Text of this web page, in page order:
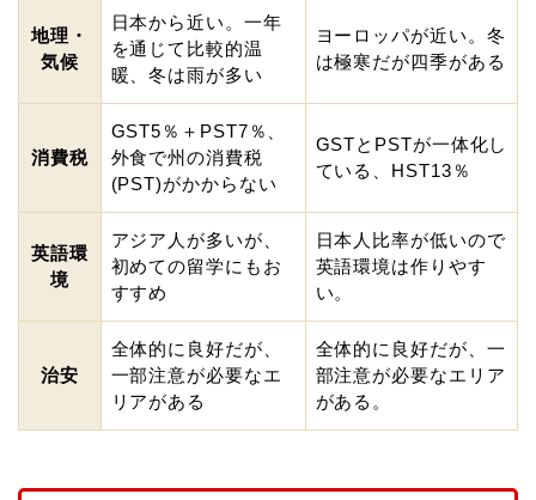
地理・
気候
日本から近い。一年
を通じて比較的温
暖、冬は雨が多い
ヨーロッパが近い。冬
は極寒だが四季がある
消費税
GST5％＋PST7％、
外食で州の消費税
(PST)がかからない
GSTとPSTが一体化し
ている、HST13％
英語環
境
アジア人が多いが、
初めての留学にもお
すすめ
日本人比率が低いので
英語環境は作りやす
い。
治安
全体的に良好だが、
一部注意が必要なエ
リアがある
全体的に良好だが、一
部注意が必要なエリア
がある。